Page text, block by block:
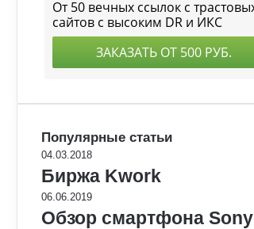
Популярные статьи
04.03.2018
Биржа Kwork
06.06.2019
Обзор смартфона Sony